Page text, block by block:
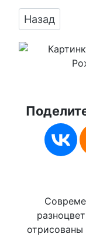
Назад